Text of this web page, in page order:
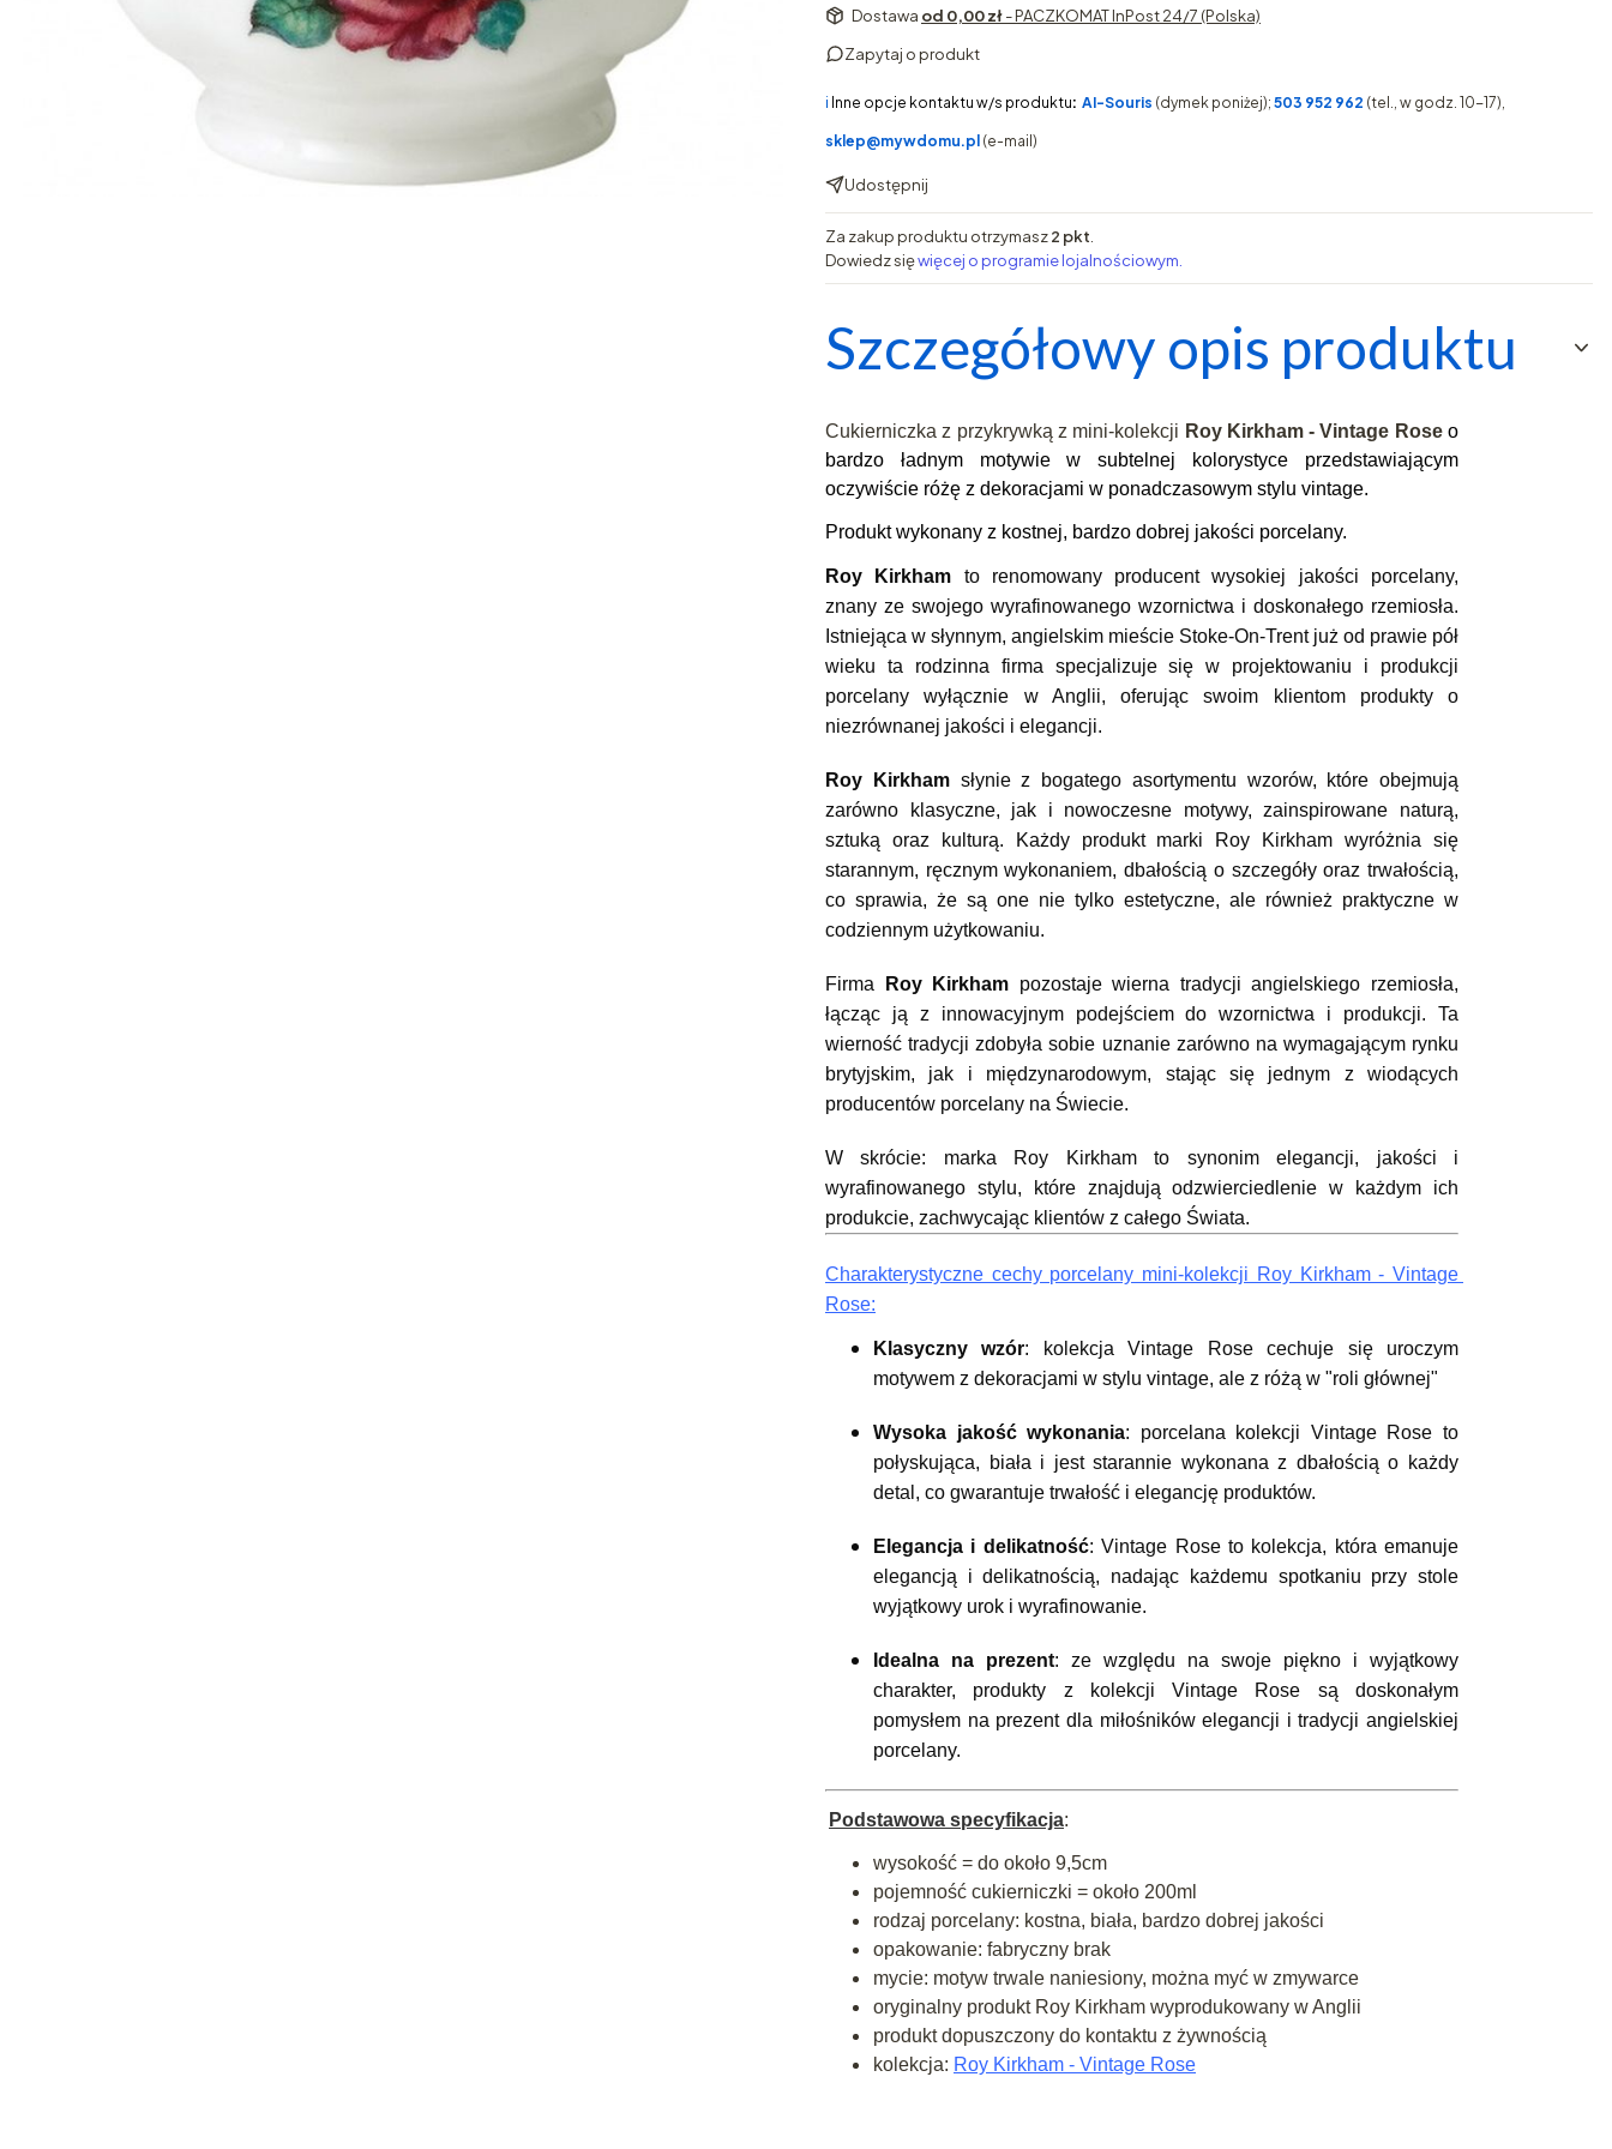
Dostawa od 0,00 zł- PACZKOMAT InPost 24/7 (Polska)
Zapytaj o produkt
ℹ️ Inne opcje kontaktu w/s produktu: AI-Souris (dymek poniżej); 503 952 962 (tel., w godz. 10-17),
sklep@mywdomu.pl (e-mail)
Udostępnij
Za zakup produktu otrzymasz2 pkt
Dowiedz sięwięcej o programie lojalnościowym.
Szczegółowy opis produktu
Cukierniczka z przykrywką z mini-kolekcji Roy Kirkham - Vintage Roseo
bardzo ładnym motywie w subtelnej kolorystyce przedstawiającym
oczywiście różę z dekoracjami w ponadczasowym stylu vintage.
Produkt wykonany z kostnej, bardzo dobrej jakości porcelany.
Roy Kirkham to renomowany producent wysokiej jakości porcelany,
znany ze swojego wyrafinowanego wzornictwa i doskonałego rzemiosła.
Istniejąca w słynnym, angielskim mieście Stoke-On-Trent już od prawie pół
wieku ta rodzinna firma specjalizuje się w projektowaniu i produkcji
porcelany wyłącznie w Anglii, oferując swoim klientom produkty o
niezrównanej jakości i elegancji.
Roy Kirkham słynie z bogatego asortymentu wzorów, które obejmują
zarówno klasyczne, jak i nowoczesne motywy, zainspirowane naturą,
sztuką oraz kulturą. Każdy produkt marki Roy Kirkham wyróżnia się
starannym, ręcznym wykonaniem, dbałością o szczegóły oraz trwałością,
co sprawia, że są one nie tylko estetyczne, ale również praktyczne w
codziennym użytkowaniu.
Firma Roy Kirkham pozostaje wierna tradycji angielskiego rzemiosła,
łącząc ją z innowacyjnym podejściem do wzornictwa i produkcji. Ta
wierność tradycji zdobyła sobie uznanie zarówno na wymagającym rynku
brytyjskim, jak i międzynarodowym, stając się jednym z wiodących
producentów porcelany na Świecie.
W skrócie: marka Roy Kirkham to synonim elegancji, jakości i
wyrafinowanego stylu, które znajdują odzwierciedlenie w każdym ich
produkcie, zachwycając klientów z całego Świata.
Charakterystyczne cechy porcelany mini-kolekcji Roy Kirkham - Vintage
Rose:
Klasyczny wzór: kolekcja Vintage Rose cechuje się uroczym
motywem z dekoracjami w stylu vintage, ale z różą w "roli głównej"
Wysoka jakość wykonania: porcelana kolekcji Vintage Rose to
połyskująca, biała i jest starannie wykonana z dbałością o każdy
detal, co gwarantuje trwałość i elegancję produktów.
Elegancja i delikatność: Vintage Rose to kolekcja, która emanuje
elegancją i delikatnością, nadając każdemu spotkaniu przy stole
wyjątkowy urok i wyrafinowanie.
Idealna na prezent: ze względu na swoje piękno i wyjątkowy
charakter, produkty z kolekcji Vintage Rose są doskonałym
pomysłem na prezent dla miłośników elegancji i tradycji angielskiej
porcelany.
Podstawowa specyfikacja:
wysokość = do około 9,5cm
pojemność cukierniczki = około 200ml
rodzaj porcelany: kostna, biała, bardzo dobrej jakości
opakowanie: fabryczny brak
mycie: motyw trwale naniesiony, można myć w zmywarce
oryginalny produkt Roy Kirkham wyprodukowany w Anglii
produkt dopuszczony do kontaktu z żywnością
kolekcja: Roy Kirkham - Vintage Rose